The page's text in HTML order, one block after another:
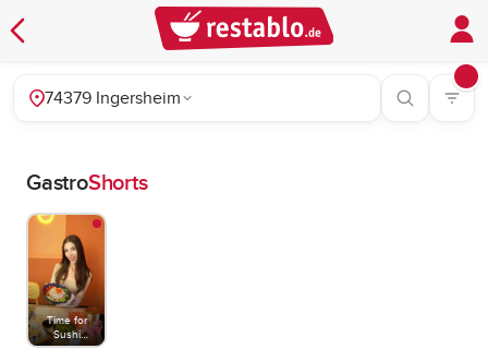
74379 Ingersheim
GastroShorts
Time for
Sushi
Stuttgart